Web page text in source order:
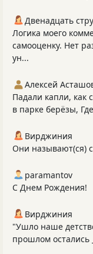
Двенадцать
Логика моего
самооценку. Нет
ун...
Алексей
Падали капли,
в парке берёзы,
Вирджиния
Они называют(ся)
paramantov
С Днем Рождения!
Вирджиния
"Ушло наше
прошлом остались